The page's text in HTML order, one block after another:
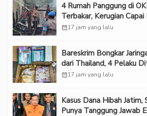
‎4 Rumah Panggung di
Terbakar, Kerugian Capai
calendar_month17 jam yang lalu
Bareskrim Bongkar
dari Thailand, 4 Pelaku
calendar_month17 jam yang lalu
Kasus Dana Hibah Jatim,
Punya Tanggung Jawab